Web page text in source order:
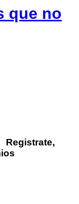
que no
Registrate,